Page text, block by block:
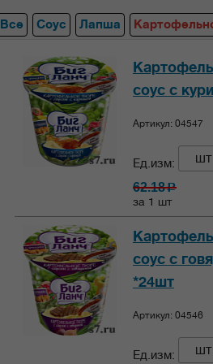
Все Соус Лапша
соус с
Артикул: 04547
Ед.изм: шт
62.18c
за 1 шт
соус с
*24шт
Артикул: 04546
Ед.изм: шт